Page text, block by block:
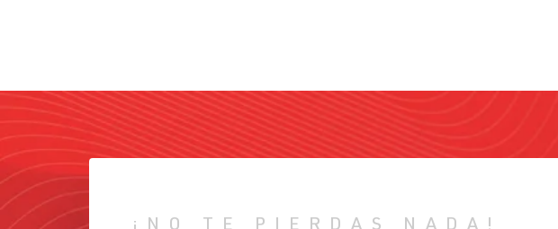
¡NO TE PIERDAS NADA!